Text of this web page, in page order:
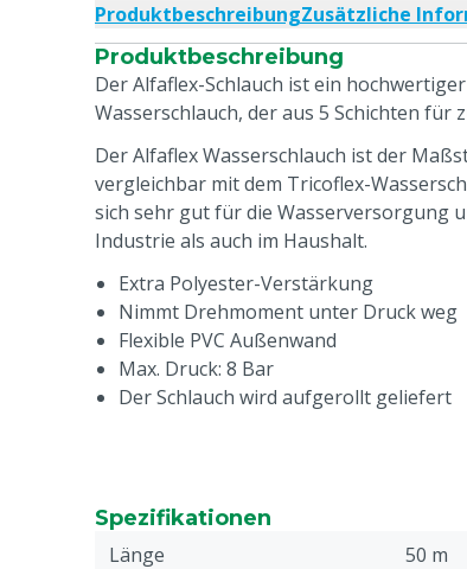
ProduktbeschreibungZusätzliche
Produktbeschreibung
Der Alfaflex-Schlauch ist ein
Wasserschlauch, der aus 5 Schichten für
Der Alfaflex Wasserschlauch ist der
vergleichbar mit dem Tricoflex-
sich sehr gut für die Wasserversorgung
Industrie als auch im Haushalt.
Extra Polyester-Verstärkung
Nimmt Drehmoment unter Druck weg
Flexible PVC Außenwand
Max. Druck: 8 Bar
Der Schlauch wird aufgerollt geliefert
Spezifikationen
Länge
50 m